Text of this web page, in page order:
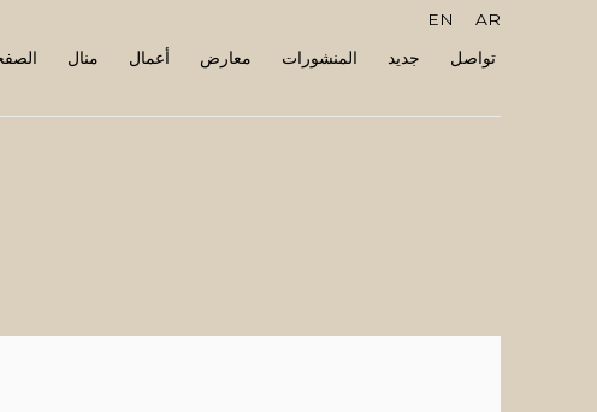
منال أعمال معارض المنشورات جديد تواصل
EN AR